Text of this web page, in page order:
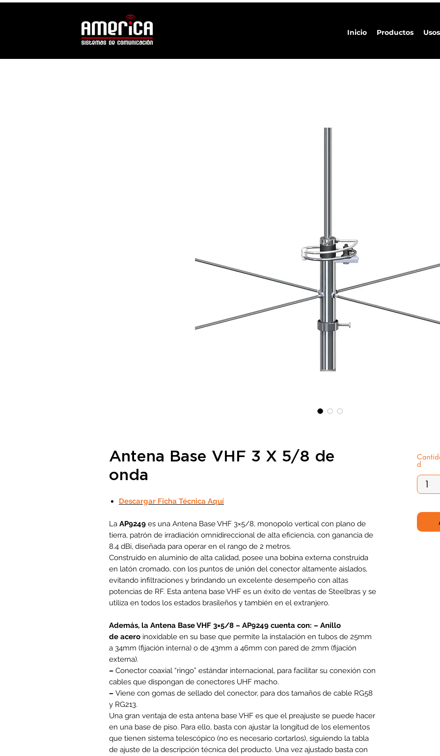
Inicio Productos Usos
Antena Base VHF 3 X 5/8 de
onda
Descargar Ficha Técnica Aquí
La AP9249 es una Antena Base VHF 3×5/8, monopolo vertical con plano de
tierra, patrón de irradiación omnidireccional de alta eficiencia, con ganancia de
8.4 dBi, diseñada para operar en el rango de 2 metros.
Construido en aluminio de alta calidad, posee una bobina externa construida
en latón cromado, con los puntos de unión del conector altamente aislados,
evitando infiltraciones y brindando un excelente desempeño con altas
potencias de RF. Esta antena base VHF es un éxito de ventas de Steelbras y se
utiliza en todos los estados brasileños y también en el extranjero.
Además, la Antena Base VHF 3×5/8 – AP9249 cuenta con: – Anillo
de acero inoxidable en su base que permite la instalación en tubos de 25mm
a 34mm (fijación interna) o de 43mm a 46mm con pared de 2mm (fijación
externa).
– Conector coaxial “ringo” estándar internacional, para facilitar su conexión con
cables que dispongan de conectores UHF macho.
– Viene con gomas de sellado del conector, para dos tamaños de cable RG58
y RG213.
Una gran ventaja de esta antena base VHF es que el preajuste se puede hacer
en una base de piso. Para ello, basta con ajustar la longitud de los elementos
que tienen sistema telescópico (no es necesario cortarlos), siguiendo la tabla
de ajuste de la descripción técnica del producto. Una vez ajustado basta con
d